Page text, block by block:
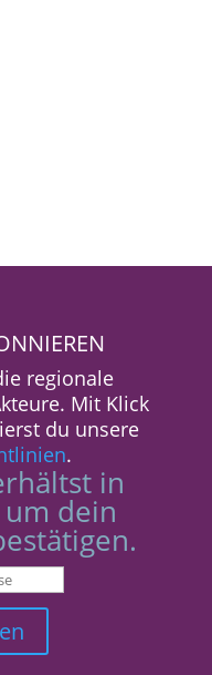
regionale
Mit Klick
du unsere
.
in
um dein